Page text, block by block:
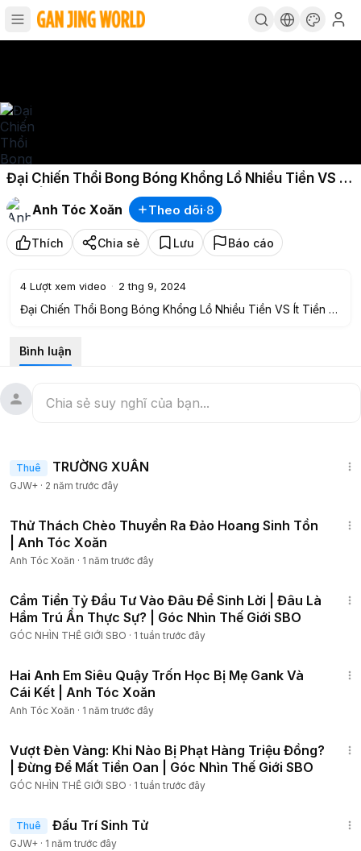
Đại Chiến Thổi Bong Bóng Khổng Lồ Nhiều Tiền VS Ít
Tiền | Anh Tóc Xoăn
Anh Tóc Xoăn
Theo dõi·8
Thích Chia sẻ Lưu Báo cáo
4 Lượt xem video · 2 thg 9, 2024
Đại Chiến Thổi Bong Bóng Khổng Lồ Nhiều Tiền VS Ít Tiền |
* Sau khi nhận lời thách thức của bạn Tóc Xoăn nhà giàu,
Thùy Anh đã bắt tay vào làm một dụng cụ thổi bong bóng
hết video xem ai sẽ là người chiến thắng nhé !!!
▬▬▬▬▬▬▬▬▬▬▬▬▬▬▬▬▬▬▬▬▬▬▬▬
☞ Facebook cá nhân của mình:
dtocxoan
qua gmail:anhtocxoan294@gmail.com
* Nếu có bất kì vấn đề nào liên quan đến bản quyền, vui
lòng liên hệ qua địa chỉ Gmail của mình để chúng mình cùng
----------------------------------------------------------------
♬ Âm nhạc trong video:
Bình luận
Thuê TRƯỜNG XUÂN
GJW+ · 2 năm trước đây
Thử Thách Chèo Thuyền Ra Đảo Hoang Sinh Tồn
| Anh Tóc Xoăn
Anh Tóc Xoăn · 1 năm trước đây
Cầm Tiền Tỷ Đầu Tư Vào Đâu Để Sinh Lời | Đâu Là
Hầm Trú Ẩn Thực Sự? | Góc Nhìn Thế Giới SBO
GÓC NHÌN THẾ GIỚI SBO · 1 tuần trước đây
Hai Anh Em Siêu Quậy Trốn Học Bị Mẹ Gank Và
Cái Kết | Anh Tóc Xoăn
Anh Tóc Xoăn · 1 năm trước đây
Vượt Đèn Vàng: Khi Nào Bị Phạt Hàng Triệu Đồng?
| Đừng Để Mất Tiền Oan | Góc Nhìn Thế Giới SBO
GÓC NHÌN THẾ GIỚI SBO · 1 tuần trước đây
Thuê Đấu Trí Sinh Tử
GJW+ · 1 năm trước đây